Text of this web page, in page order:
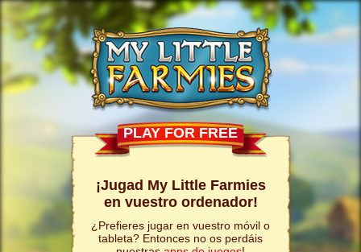
PLAY FOR FREE
¡Jugad My Little Farmies
en vuestro ordenador!
¿Prefieres jugar en vuestro móvil o
tableta? Entonces no os perdáis